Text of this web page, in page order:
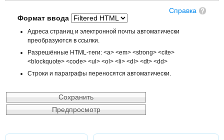
Справка
Формат ввода
Адреса страниц и электронной почты автоматически
преобразуются в ссылки.
Разрешённые HTML-теги: <a> <em> <strong> <cite>
<blockquote> <code> <ul> <ol> <li> <dl> <dt> <dd>
Строки и параграфы переносятся автоматически.